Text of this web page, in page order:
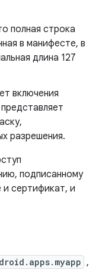
полная строка
в манифесте, в
длина 127
включения
разрешения.
подписанному
и сертификат, и
,